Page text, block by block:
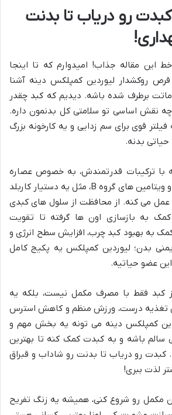
رو دریاب تا بدنت
این مقاله جذاب! امیدوارم که تا اینجا
روکشدار لیوردین کمپلکس دینه آشنا
برطرف شده باشه. دیدیم که کبد چقدر
نقش اساسی تو سلامتی کل بدنمون داره.
قوی برای سم زدایی و یه کارخونه بزرگ
حیاتی بدنه.
با ترکیبات قدرتمندش، به خصوص عصاره
خار مریم (سیلیمارین) و ویتامین های گروه B، مثل یه دستیار کاربلد
عمل می کنه. از محافظت از سلول های کبدی
به بازسازی اون ها گرفته تا تقویت
به بهبود کبد چرب، افزایش سطح انرژی و
بدن؛ لیوردین کمپلکس یه پکیج کامل
عضو حیاتیه.
کبد فقط با مصرف مکمل نیست، بلکه یه
تغذیه درست، ورزش منظم و کاهش استرس
کمپلکس دینه می تونه یه بخش مهم و
سالم باشه و به کبدت کمک کنه تا بهترین
کبدت رو دریاب تا بدنت رو شاداب و قبراق
لذت ببری!
مکمل رو شروع کنی، همیشه یه زنگ تفریح